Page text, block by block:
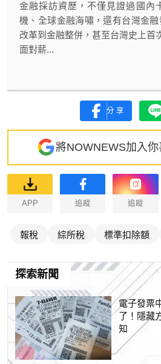
金融採訪資歷，不僅見證過國內
機、全球金融海嘯，還有台灣金
改革到金融整併，甚至台灣史上首
面對薪...
分享
將NOWNEWS加入
APP 追蹤 追蹤
報稅 綜所稅 標準扣除額
探索新聞
電子發票
了！隱藏
知